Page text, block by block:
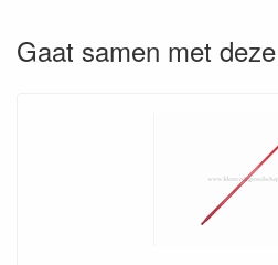
Gaat samen met